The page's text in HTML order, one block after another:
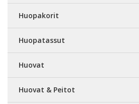
Huopakorit
Huopatassut
Huovat
Huovat & Peitot